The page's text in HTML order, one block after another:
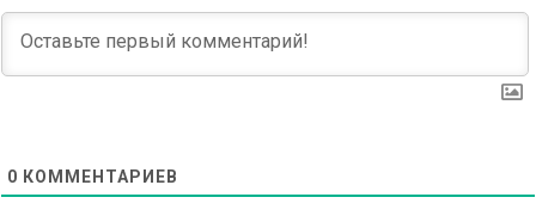
0 КОММЕНТАРИЕВ